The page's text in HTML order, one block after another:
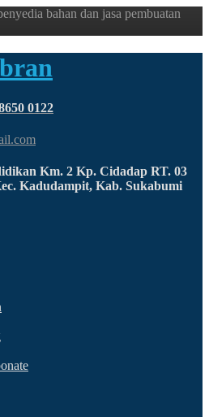
bahan dan jasa pembuatan
0122
Km. 2 Kp. Cidadap RT. 03
Kadudampit, Kab. Sukabumi